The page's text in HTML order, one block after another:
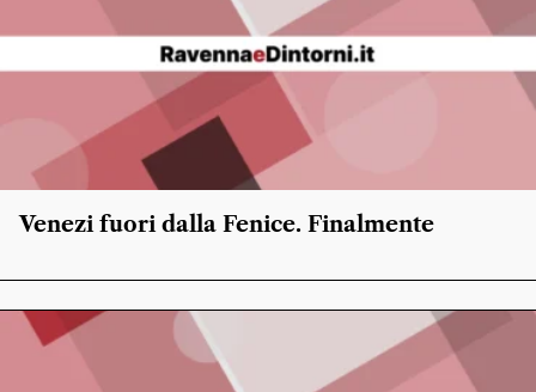
Venezi fuori dalla Fenice. Finalmente